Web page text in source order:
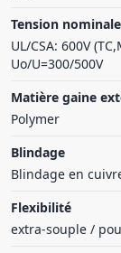
Tension nominale
UL/CSA: 600V
Uo/U=300/500V
Matière gaine
Polymer
Blindage
Blindage en
Flexibilité
extra-souple /